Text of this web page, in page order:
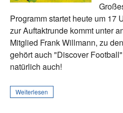
Programm startet heute um 17
zur Auftaktrunde kommt unter
Mitglied Frank Willmann, zu
gehört auch "Discover
natürlich auch!
Weiterlesen